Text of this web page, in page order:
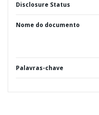
Disclosure Status
Nome do documento
Palavras-chave